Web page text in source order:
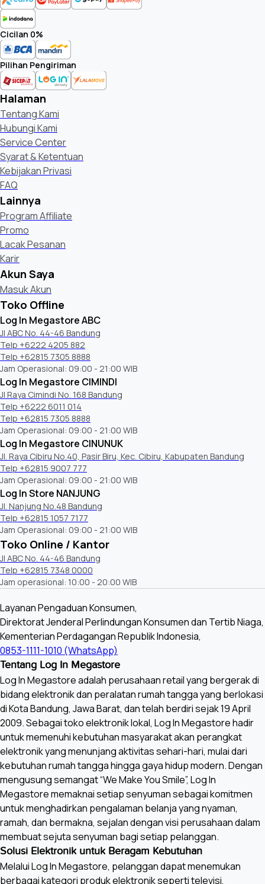
Cicilan 0%
Pilihan Pengiriman
Halaman
Tentang Kami
Hubungi Kami
Service Center
Syarat & Ketentuan
Kebijakan Privasi
FAQ
Lainnya
Program Affiliate
Promo
Lacak Pesanan
Karir
Akun Saya
Masuk Akun
Toko Offline
Log In Megastore ABC
Jl ABC No. 44-46 Bandung
Telp +6222 4205 882
Telp +62815 7305 8888
Jam Operasional: 09:00 - 21:00 WIB
Log In Megastore CIMINDI
Jl Raya Cimindi No. 168 Bandung
Telp +6222 6011 014
Telp +62815 7305 8888
Jam Operasional: 09:00 - 21:00 WIB
Log In Megastore CINUNUK
Jl. Raya Cibiru No.40, Pasir Biru, Kec. Cibiru, Kabupaten Bandung
Telp +62815 9007 777
Jam Operasional: 09:00 - 21:00 WIB
Log In Store NANJUNG
Jl. Nanjung No.48 Bandung
Telp +62815 1057 7177
Jam Operasional: 09:00 - 21:00 WIB
Toko Online / Kantor
Jl ABC No. 44-46 Bandung
Telp +62815 7348 0000
Jam operasional: 10:00 - 20:00 WIB
Layanan Pengaduan Konsumen,
Direktorat Jenderal Perlindungan Konsumen dan Tertib Niaga,
Kementerian Perdagangan Republik Indonesia,
0853-1111-1010 (WhatsApp)
Tentang Log In Megastore
Log In Megastore adalah perusahaan retail yang bergerak di
bidang elektronik dan peralatan rumah tangga yang berlokasi
di Kota Bandung, Jawa Barat, dan telah berdiri sejak 19 April
2009. Sebagai toko elektronik lokal, Log In Megastore hadir
untuk memenuhi kebutuhan masyarakat akan perangkat
elektronik yang menunjang aktivitas sehari-hari, mulai dari
kebutuhan rumah tangga hingga gaya hidup modern. Dengan
mengusung semangat “We Make You Smile”, Log In
Megastore memaknai setiap senyuman sebagai komitmen
untuk menghadirkan pengalaman belanja yang nyaman,
ramah, dan bermakna, sejalan dengan visi perusahaan dalam
membuat sejuta senyuman bagi setiap pelanggan.
Solusi Elektronik untuk Beragam Kebutuhan
Melalui Log In Megastore, pelanggan dapat menemukan
berbagai kategori produk elektronik seperti televisi,